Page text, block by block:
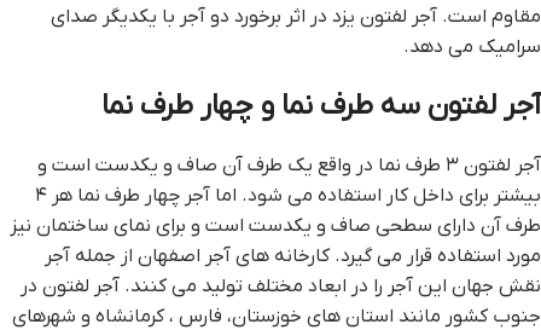
مقاوم است. آجر لفتون یزد در اثر برخورد دو آجر با یکدیگر صدای
سرامیک می دهد.
آجر لفتون سه طرف نما و چهار طرف نما
آجر لفتون ۳ طرف نما در واقع یک طرف آن صاف و یکدست است و
بیشتر برای داخل کار استفاده می شود. اما آجر چهار طرف نما هر ۴
طرف آن دارای سطحی صاف و یکدست است و برای نمای ساختمان نیز
مورد استفاده قرار می گیرد. کارخانه های آجر اصفهان از جمله آجر
نقش جهان این آجر را در ابعاد مختلف تولید می کنند. آجر لفتون در
جنوب کشور مانند استان های خوزستان، فارس ، کرمانشاه و شهرهای